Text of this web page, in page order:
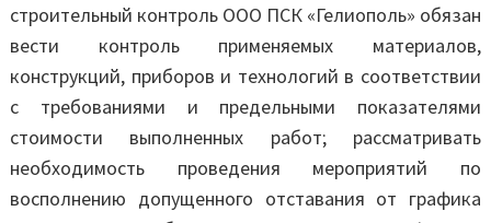
строительный контроль ООО ПСК «Гелиополь» обязан
вести контроль применяемых материалов,
конструкций, приборов и технологий в соответствии
с требованиями и предельными показателями
стоимости выполненных работ; рассматривать
необходимость проведения мероприятий по
восполнению допущенного отставания от графика